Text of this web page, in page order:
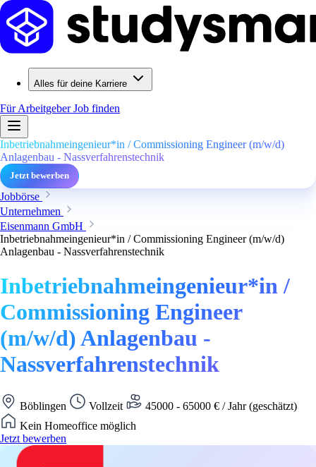
Alles für deine Karriere
Für ArbeitgeberJob finden
Inbetriebnahmeingenieur*in / Commissioning Engineer (m/w/d)
Anlagenbau - Nassverfahrenstechnik
Jetzt bewerben
Jobbörse
Unternehmen
Eisenmann GmbH
Inbetriebnahmeingenieur*in / Commissioning Engineer (m/w/d)
Anlagenbau - Nassverfahrenstechnik
Inbetriebnahmeingenieur*in /
Commissioning Engineer
(m/w/d) Anlagenbau -
Nassverfahrenstechnik
Böblingen Vollzeit
45000 - 65000 € / Jahr (geschätzt)
Kein Homeoffice möglich
Jetzt bewerben